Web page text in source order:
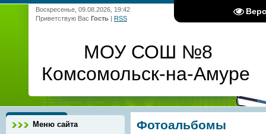
Воскресенье, 09.08.2026, 19:42
Приветствую Вас Гость | RSS
МОУ СОШ №8
Комсомольск-на-Амуре
Меню сайта
Фотоальбомы